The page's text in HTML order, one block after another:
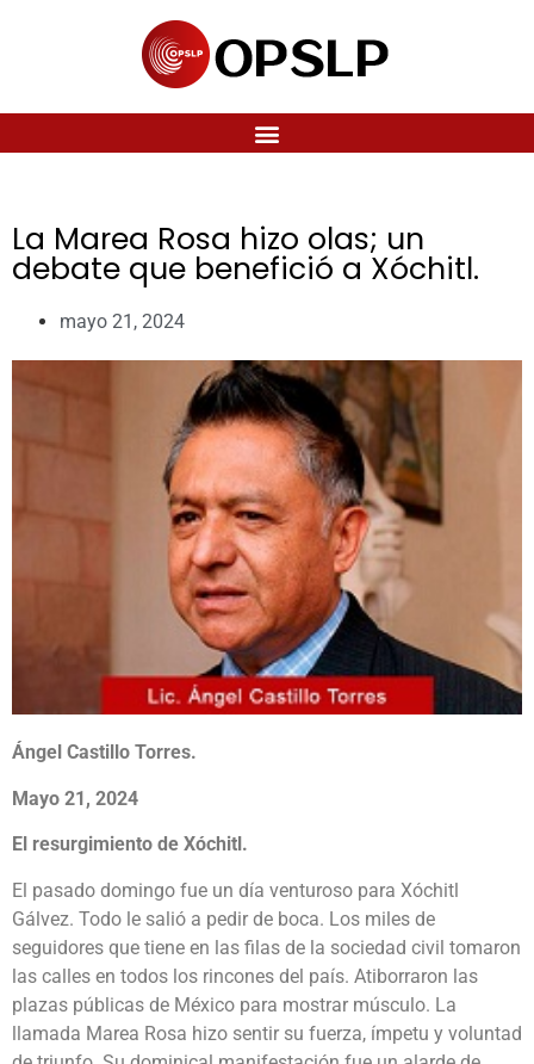
La Marea Rosa hizo olas; un
debate que benefició a Xóchitl.
mayo 21, 2024
Ángel Castillo Torres.
Mayo 21, 2024
El resurgimiento de Xóchitl.
El pasado domingo fue un día venturoso para Xóchitl
Gálvez. Todo le salió a pedir de boca. Los miles de
seguidores que tiene en las filas de la sociedad civil tomaron
las calles en todos los rincones del país. Atiborraron las
plazas públicas de México para mostrar músculo. La
llamada Marea Rosa hizo sentir su fuerza, ímpetu y voluntad